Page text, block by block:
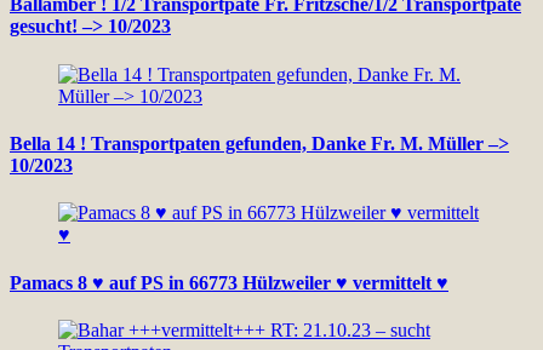
Ballamber ! 1/2 Transportpate Fr. Fritzsche/1/2 Transportpate
gesucht! –> 10/2023
Bella 14 ! Transportpaten gefunden, Danke Fr. M. Müller –>
10/2023
Pamacs 8 ♥ auf PS in 66773 Hülzweiler ♥ vermittelt ♥